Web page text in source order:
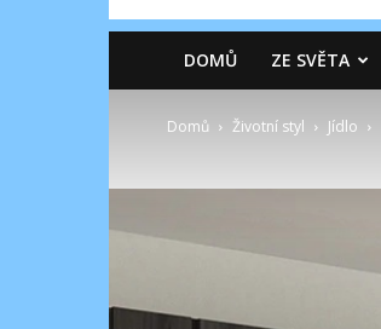
DOMŮ ZE SVĚTA
Domů Životní styl Jídlo